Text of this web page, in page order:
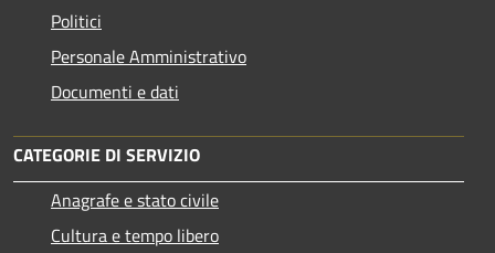
Politici
Personale Amministrativo
Documenti e dati
CATEGORIE DI SERVIZIO
Anagrafe e stato civile
Cultura e tempo libero